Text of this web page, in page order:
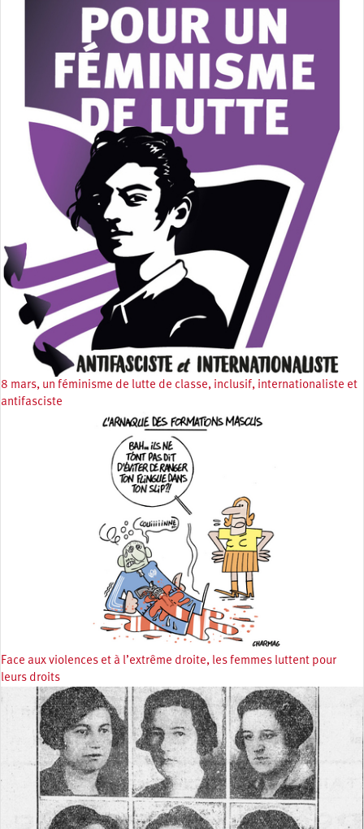
8 mars, un féminisme de lutte de classe, inclusif, internationaliste et
antifasciste
Face aux violences et à l’extrême droite, les femmes luttent pour
leurs droits